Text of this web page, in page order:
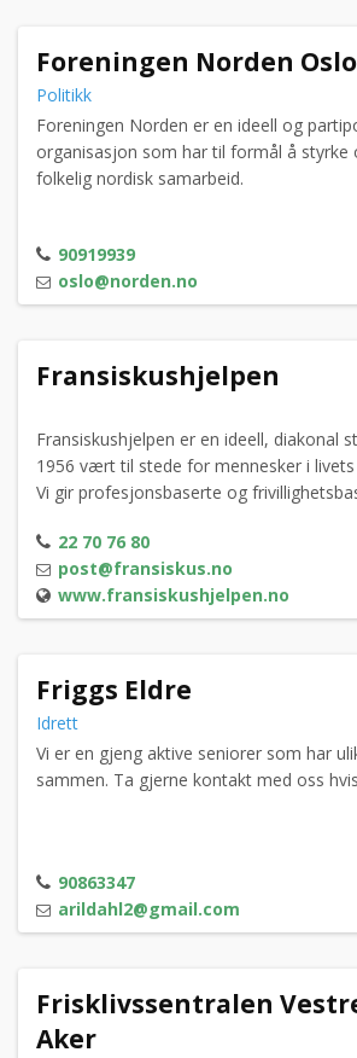
Foreningen Norden Oslo
Politikk
Foreningen Norden er en ideell og
organisasjon som har til formål å styrke
folkelig nordisk samarbeid.
90919939
oslo@norden.no
Fransiskushjelpen
Fransiskushjelpen er en ideell, diakonal
1956 vært til stede for mennesker i livets
Vi gir profesjonsbaserte og
sorgstøtte, besøkstjeneste, og
drives av frivillige og ansatte med et
engasjement for å hjelpe andre.
22 70 76 80
post@fransiskus.no
www.fransiskushjelpen.no
Friggs Eldre
Idrett
Vi er en gjeng aktive seniorer som har
sammen. Ta gjerne kontakt med oss
90863347
arildahl2@gmail.com
Frisklivssentralen
Aker